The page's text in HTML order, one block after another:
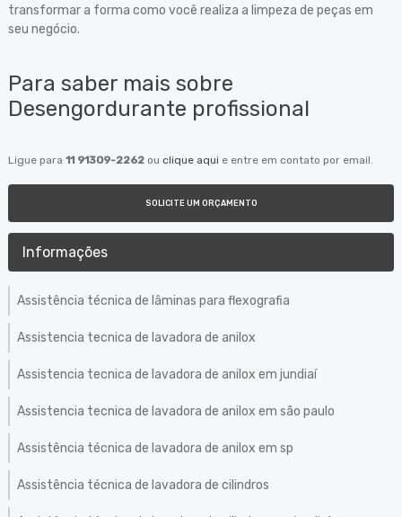
transformar a forma como você realiza a limpeza de peças em
seu negócio.
Para saber mais sobre
Desengordurante profissional
Ligue para 11 91309-2262 ou clique aqui e entre em contato por email.
SOLICITE UM ORÇAMENTO
Informações
Assistência técnica de lâminas para flexografia
Assistencia tecnica de lavadora de anilox
Assistencia tecnica de lavadora de anilox em jundiaí
Assistencia tecnica de lavadora de anilox em são paulo
Assistência técnica de lavadora de anilox em sp
Assistência técnica de lavadora de cilindros